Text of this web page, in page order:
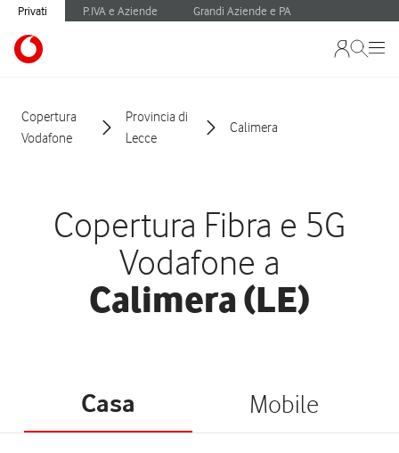
Privati P.IVA e Aziende Grandi Aziende e PA
Copertura
Vodafone
Provincia di
Lecce
Calimera
Copertura Fibra e 5G
Vodafone a
Calimera (LE)
Casa Mobile